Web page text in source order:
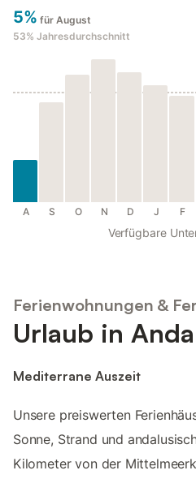
5% für August
53% Jahresdurchschnitt
A S O N D J F
Verfügbare
Ferienwohnungen &
Urlaub in
Mediterrane Auszeit
Unsere preiswerten
Sonne, Strand und
Kilometer von der